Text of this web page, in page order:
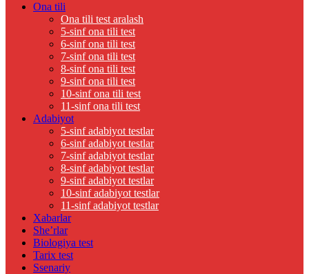
Ona tili
Ona tili test aralash
5-sinf ona tili test
6-sinf ona tili test
7-sinf ona tili test
8-sinf ona tili test
9-sinf ona tili test
10-sinf ona tili test
11-sinf ona tili test
Adabiyot
5-sinf adabiyot testlar
6-sinf adabiyot testlar
7-sinf adabiyot testlar
8-sinf adabiyot testlar
9-sinf adabiyot testlar
10-sinf adabiyot testlar
11-sinf adabiyot testlar
Xabarlar
She’rlar
Biologiya test
Tarix test
Ssenariy